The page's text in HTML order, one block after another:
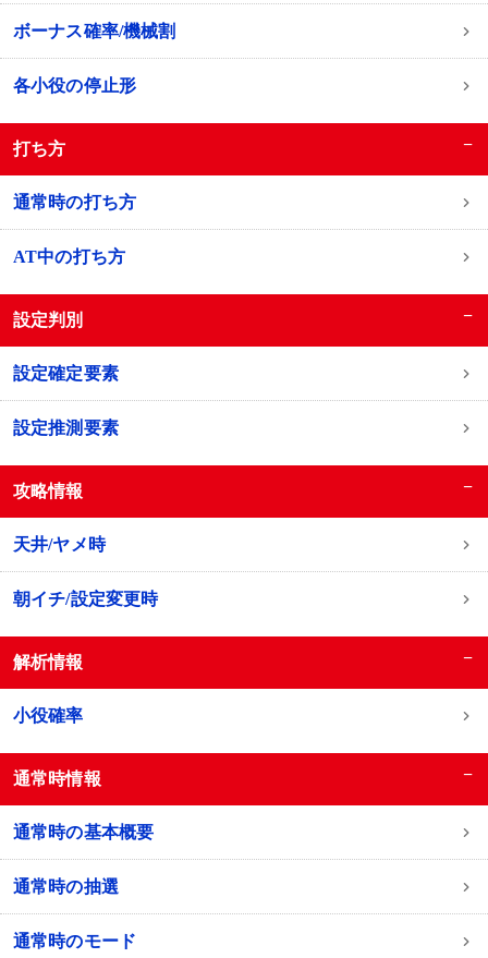
ボーナス確率/機械割
各小役の停止形
打ち方 −
通常時の打ち方
AT中の打ち方
設定判別 −
設定確定要素
設定推測要素
攻略情報 −
天井/ヤメ時
朝イチ/設定変更時
解析情報 −
小役確率
通常時情報 −
通常時の基本概要
通常時の抽選
通常時のモード